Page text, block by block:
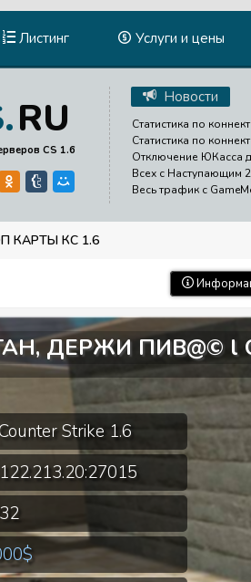
Листинг Услуги и цены
RU
CS 1.6
Новости
Статистика по
Статистика по
Отключение ЮКасса
Всех с Наступающим
Весь трафик с
КАРТЫ КС 1.6
ДЕРЖИ ПИВ@© l
Strike 1.6